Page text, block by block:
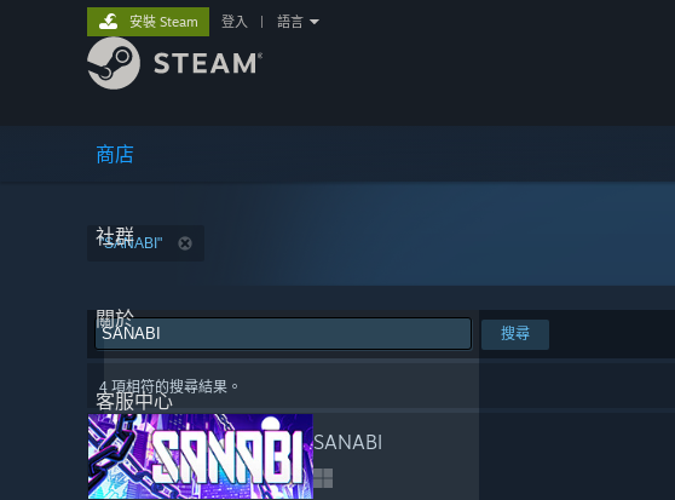
商店
社群
關於
客服中心
安裝 Steam 登入 語言
"SANABI"
搜尋
4 項相符的搜尋結果。
SANABI